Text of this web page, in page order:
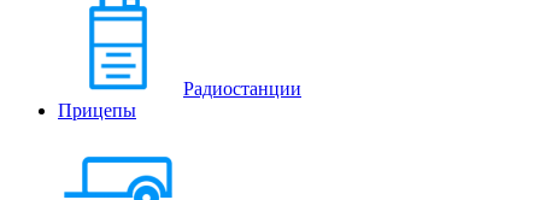
Радиостанции
Прицепы